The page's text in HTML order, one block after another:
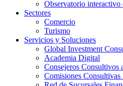
Observatorio interactivo
Sectores
Comercio
Turismo
Servicios y Soluciones
Global Investment
Academia Digital
Consejeros Consultivos
Comisiones